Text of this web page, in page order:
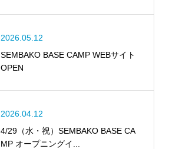
2026.05.12
SEMBAKO BASE CAMP WEBサイト
OPEN
2026.04.12
4/29（水・祝）SEMBAKO BASE CA
MP オープニングイ...